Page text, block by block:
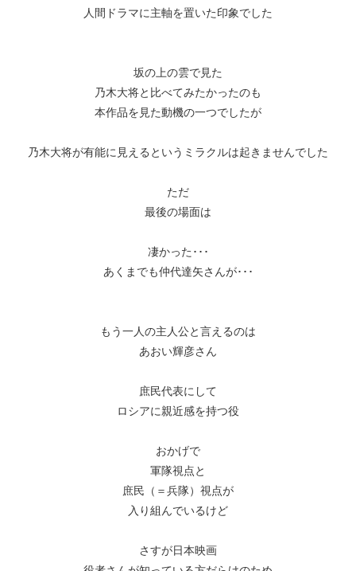
​人間ドラマに主軸を置いた印象でした
坂の上の雲で見た
乃木大将と比べてみたかったのも
本作品を見た動機の一つでしたが
乃木大将が有能に見えるというミラクルは起きませんでした
ただ
最後の場面は
凄かった･･･
あくまでも仲代達矢さんが･･･
もう一人の主人公と言えるのは
あおい輝彦さん
庶民代表にして
ロシアに親近感を持つ役
おかげで
軍隊視点と
庶民（＝兵隊）視点が
入り組んでいるけど
さすが日本映画